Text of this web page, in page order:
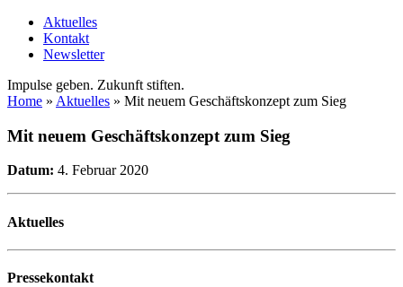
Aktuelles
Kontakt
Newsletter
Impulse geben. Zukunft stiften.
Home » Aktuelles » Mit neuem Geschäftskonzept zum Sieg
Mit neuem Geschäftskonzept zum Sieg
Datum: 4. Februar 2020
Aktuelles
Pressekontakt